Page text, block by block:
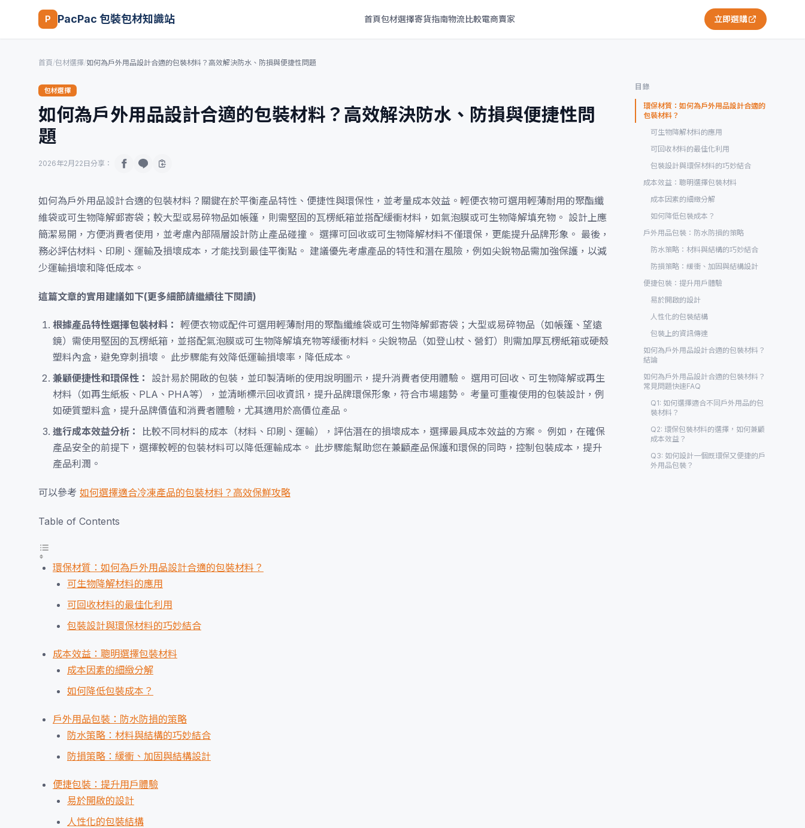
P PacPac 包裝包材知識站 首頁包材選擇寄貨指南物流比較電商賣家 立即選購
首頁/包材選擇/如何為戶外用品設計合適的包裝材料？高效解決防水、防損與便捷性問題
包材選擇
如何為戶外用品設計合適的包裝材料？高效解決防水、防損與便捷性問
題
2026年2月22日 分享：
如何為戶外用品設計合適的包裝材料？關鍵在於平衡產品特性、便捷性與環保性，並考量成本效益。輕便衣物可選用輕薄耐用的聚酯纖
維袋或可生物降解郵寄袋；較大型或易碎物品如帳篷，則需堅固的瓦楞紙箱並搭配緩衝材料，如氣泡膜或可生物降解填充物。 設計上應
簡潔易開，方便消費者使用，並考慮內部隔層設計防止產品碰撞。 選擇可回收或可生物降解材料不僅環保，更能提升品牌形象。 最後，
務必評估材料、印刷、運輸及損壞成本，才能找到最佳平衡點。 建議優先考慮產品的特性和潛在風險，例如尖銳物品需加強保護，以減
少運輸損壞和降低成本。
這篇文章的實用建議如下(更多細節請繼續往下閱讀)
根據產品特性選擇包裝材料： 輕便衣物或配件可選用輕薄耐用的聚酯纖維袋或可生物降解郵寄袋；大型或易碎物品（如帳篷、望遠
鏡）需使用堅固的瓦楞紙箱，並搭配氣泡膜或可生物降解填充物等緩衝材料。尖銳物品（如登山杖、營釘）則需加厚瓦楞紙箱或硬殼
塑料內盒，避免穿刺損壞。 此步驟能有效降低運輸損壞率，降低成本。
兼顧便捷性和環保性：
設計易於開啟的包裝，並印製清晰的使用說明圖示，提升消費者使用體驗。 選用可回收、可生物降解或再生
材料（如再生紙板、PLA、PHA等），並清晰標示回收資訊，提升品牌環保形象，符合市場趨勢。 考量可重複使用的包裝設計，例
如硬質塑料盒，提升品牌價值和消費者體驗，尤其適用於高價位產品。
進行成本效益分析：
比較不同材料的成本（材料、印刷、運輸），評估潛在的損壞成本，選擇最具成本效益的方案。 例如，在確保
產品安全的前提下，選擇較輕的包裝材料可以降低運輸成本。 此步驟能幫助您在兼顧產品保護和環保的同時，控制包裝成本，提升
產品利潤。
可以參考 如何選擇適合冷凍產品的包裝材料？高效保鮮攻略
Table of Contents
環保材質：如何為戶外用品設計合適的包裝材料？
可生物降解材料的應用
可回收材料的最佳化利用
包裝設計與環保材料的巧妙結合
成本效益：聰明選擇包裝材料
成本因素的細緻分解
如何降低包裝成本？
戶外用品包裝：防水防損的策略
防水策略：材料與結構的巧妙結合
防損策略：緩衝、加固與結構設計
便捷包裝：提升用戶體驗
易於開啟的設計
人性化的包裝結構
目錄
環保材質：如何為戶外用品設計合適的
包裝材料？
可生物降解材料的應用
可回收材料的最佳化利用
包裝設計與環保材料的巧妙結合
成本效益：聰明選擇包裝材料
成本因素的細緻分解
如何降低包裝成本？
戶外用品包裝：防水防損的策略
防水策略：材料與結構的巧妙結合
防損策略：緩衝、加固與結構設計
便捷包裝：提升用戶體驗
易於開啟的設計
人性化的包裝結構
包裝上的資訊傳達
如何為戶外用品設計合適的包裝材料？
結論
如何為戶外用品設計合適的包裝材料？
常見問題快速FAQ
Q1: 如何選擇適合不同戶外用品的包
裝材料？
Q2: 環保包裝材料的選擇，如何兼顧
成本效益？
Q3: 如何設計一個既環保又便捷的戶
外用品包裝？